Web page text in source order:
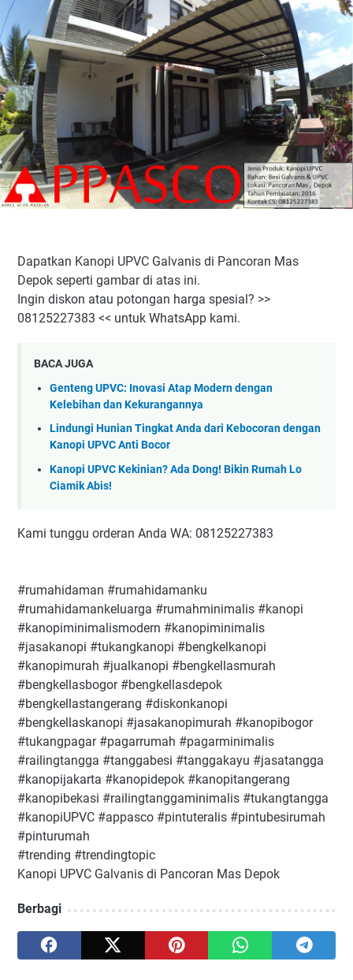
Dapatkan Kanopi UPVC Galvanis di Pancoran Mas
Depok seperti gambar di atas ini.
Ingin diskon atau potongan harga spesial? >>
08125227383 << untuk WhatsApp kami.
BACA JUGA
Genteng UPVC: Inovasi Atap Modern dengan
Kelebihan dan Kekurangannya
Lindungi Hunian Tingkat Anda dari Kebocoran dengan
Kanopi UPVC Anti Bocor
Kanopi UPVC Kekinian? Ada Dong! Bikin Rumah Lo
Ciamik Abis!
Kami tunggu orderan Anda WA: 08125227383
#rumahidaman #rumahidamanku
#rumahidamankeluarga #rumahminimalis #kanopi
#kanopiminimalismodern #kanopiminimalis
#jasakanopi #tukangkanopi #bengkelkanopi
#kanopimurah #jualkanopi #bengkellasmurah
#bengkellasbogor #bengkellasdepok
#bengkellastangerang #diskonkanopi
#bengkellaskanopi #jasakanopimurah #kanopibogor
#tukangpagar #pagarrumah #pagarminimalis
#railingtangga #tanggabesi #tanggakayu #jasatangga
#kanopijakarta #kanopidepok #kanopitangerang
#kanopibekasi #railingtanggaminimalis #tukangtangga
#kanopiUPVC #appasco #pintuteralis #pintubesirumah
#pinturumah
#trending #trendingtopic
Kanopi UPVC Galvanis di Pancoran Mas Depok
Berbagi